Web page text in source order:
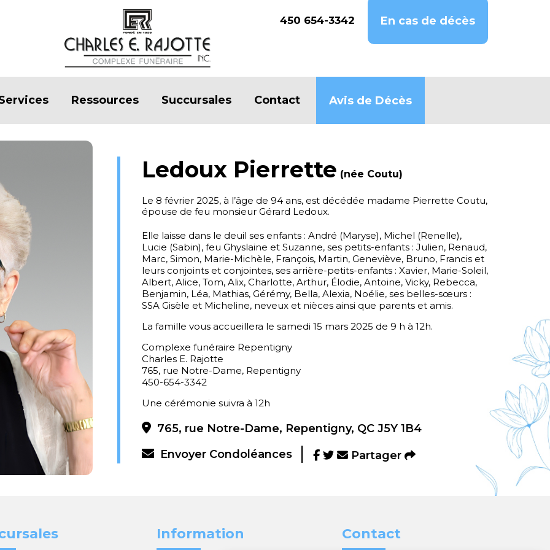
450 654-3342 En cas de décès
Ressources Succursales Contact Avis de Décès
Ledoux Pierrette (née Coutu)
Le 8 février 2025, à l’âge de 94 ans, est décédée madame Pierrette Coutu,
épouse de feu monsieur Gérard Ledoux.
Elle laisse dans le deuil ses enfants : André (Maryse), Michel (Renelle),
Lucie (Sabin), feu Ghyslaine et Suzanne, ses petits-enfants : Julien, Renaud,
Marc, Simon, Marie-Michèle, François, Martin, Geneviève, Bruno, Francis et
leurs conjoints et conjointes, ses arrière-petits-enfants : Xavier, Marie-Soleil,
Albert, Alice, Tom, Alix, Charlotte, Arthur, Élodie, Antoine, Vicky, Rebecca,
Benjamin, Léa, Mathias, Gérémy, Bella, Alexia, Noélie, ses belles-sœurs :
SSA Gisèle et Micheline, neveux et nièces ainsi que parents et amis.
La famille vous accueillera le samedi 15 mars 2025 de 9 h à 12h.
Complexe funéraire Repentigny
Charles E. Rajotte
765, rue Notre-Dame, Repentigny
450-654-3342
Une cérémonie suivra à 12h
765, rue Notre-Dame, Repentigny, QC J5Y 1B4
Envoyer Condoléances
Partager
Information Contact